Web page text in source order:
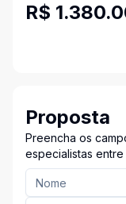
R$
Proposta
Preencha os
especialistas